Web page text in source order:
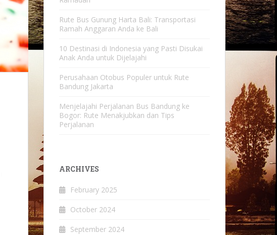
Rute Bus Gunung Harta Bali: Transportasi
Ramah Anggaran Anda ke Bali
10 Destinasi di Indonesia yang Pasti Disukai
Anak Anda untuk Dijelajahi
Perusahaan Otobus Populer untuk Rute
Bandung Jakarta
Menjelajahi Perjalanan Bus Bandung ke
Bogor: Rute Menakjubkan dan Tips
Perjalanan
ARCHIVES
February 2025
October 2024
September 2024